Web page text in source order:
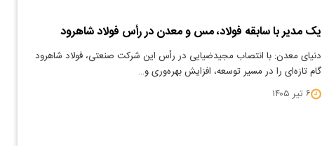
یک مدیر با سابقه فولاد، مس و معدن در رأس فولاد شاهرود
دنیای معدن: با انتصاب مجیدضیایی در رأس این شرکت صنعتی، فولاد شاهرود
گام تازه‌ای را در مسیر توسعه، افزایش بهره‌وری و…
۶ تیر ۱۴۰۵